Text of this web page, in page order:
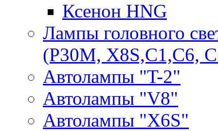
Ксенон HNG
Лампы головного
(P30M, X8S,С1,С6,
Автолампы "T-2"
Автолампы "V8"
Автолампы "X6S"